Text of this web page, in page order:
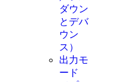
ダウン
とデバ
ウン
ス）
出力モ
ード